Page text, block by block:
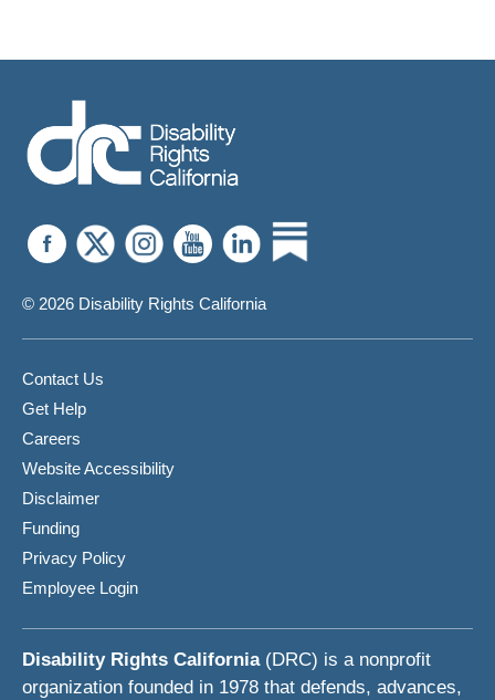
© 2026 Disability Rights California
Contact Us
Get Help
Careers
Website Accessibility
Disclaimer
Funding
Privacy Policy
Employee Login
Disability Rights California(DRC) is a nonprofit
organization founded in 1978 that defends, advances,